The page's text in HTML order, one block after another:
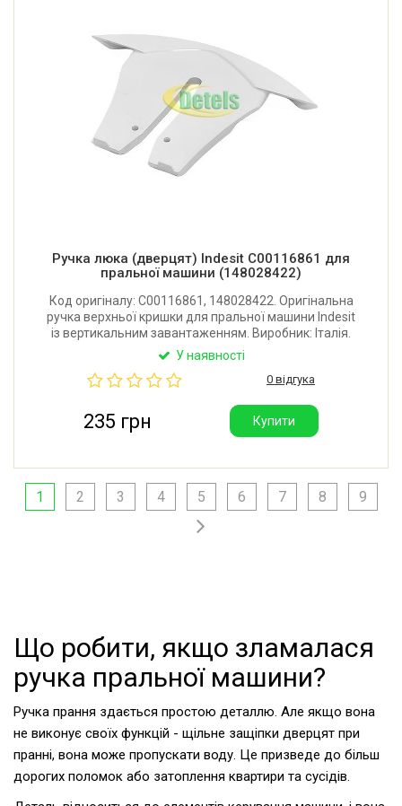
Ручка люка (дверцят) Indesit C00116861 для
пральної машини (148028422)
Код оригіналу: C00116861, 148028422. Оригінальна
ручка верхньої кришки для пральної машини Indesit
із вертикальним завантаженням. Виробник: Італія.
У наявності
0 відгука
235 грн Купити
1 2 3 4 5 6 7 8 9
Що робити, якщо зламалася
ручка пральної машини?
Ручка прання здається простою деталлю. Але якщо вона
не виконує своїх функцій - щільне защіпки дверцят при
пранні, вона може пропускати воду. Це призведе до більш
дорогих поломок або затоплення квартири та сусідів.